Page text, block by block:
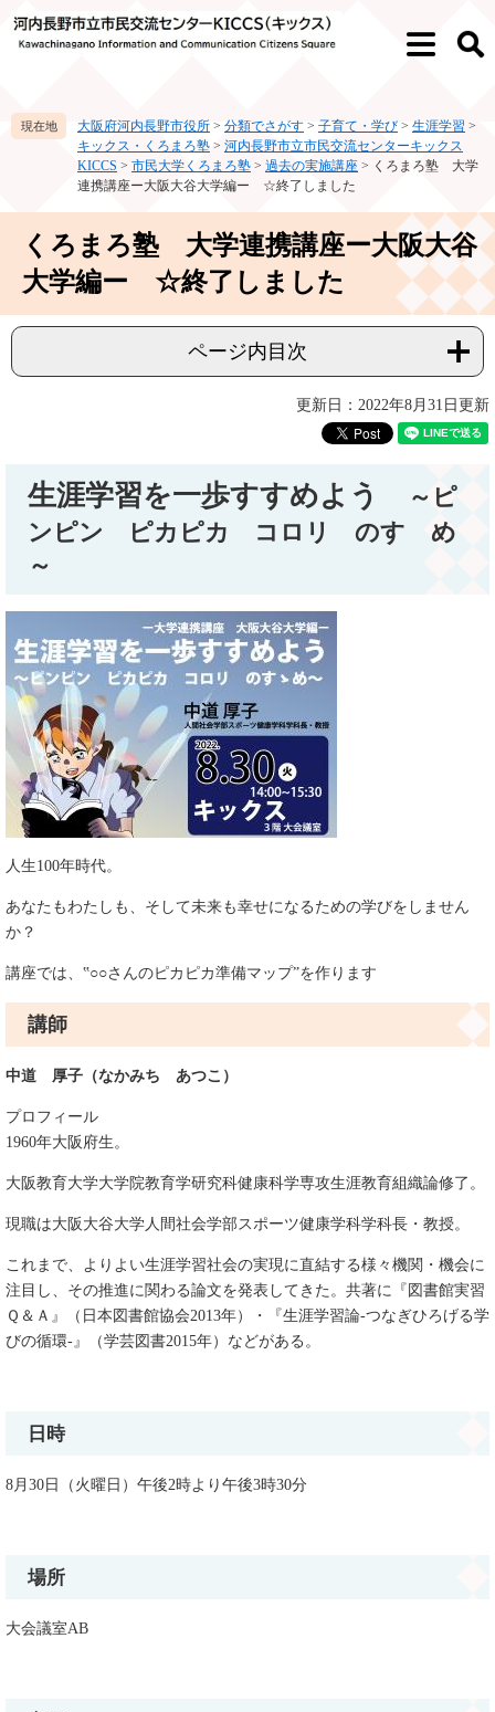
ー
ニ
メ
検
大阪府河内長野市役所 > 分類でさがす > 子育て・学び > 生涯学習 >
キックス・くろまろ塾 > 河内長野市立市民交流センターキックス
KICCS > 市民大学くろまろ塾 > 過去の実施講座 > くろまろ塾 大学
連携講座ー大阪大谷大学編ー ☆終了しました
くろまろ塾 大学連携講座ー大阪大谷
大学編ー ☆終了しました
ページ内目次
更新日：2022年8月31日更新
生涯学習を一歩すすめよう
～ピ
ンピン ピカピカ コロリ のすゝめ
～
人生100年時代。
あなたもわたしも、そして未来も幸せになるための学びをしません
か？
講座では、‟○○さんのピカピカ準備マップ”を作ります
講師
中道 厚子（なかみち あつこ）
プロフィール
1960年大阪府生。
大阪教育大学大学院教育学研究科健康科学専攻生涯教育組織論修了。
現職は大阪大谷大学人間社会学部スポーツ健康学科学科長・教授。
これまで、よりよい生涯学習社会の実現に直結する様々機関・機会に
注目し、その推進に関わる論文を発表してきた。共著に『図書館実習
Ｑ＆Ａ』（日本図書館協会2013年）・『生涯学習論-つなぎひろげる学
びの循環-』（学芸図書2015年）などがある。
日時
8月30日（火曜日）午後2時より午後3時30分
場所
大会議室AB